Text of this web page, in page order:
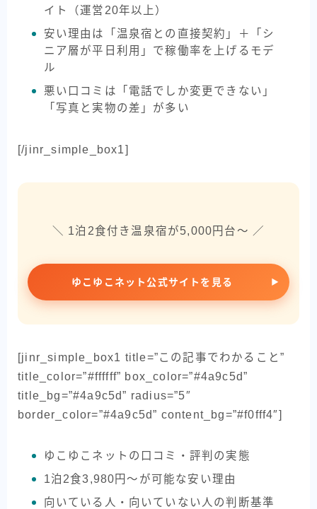
イト（運営20年以上）
安い理由は「温泉宿との直接契約」＋「シ
ニア層が平日利用」で稼働率を上げるモデ
ル
悪い口コミは「電話でしか変更できない」
「写真と実物の差」が多い
[/jinr_simple_box1]
＼ 1泊2食付き温泉宿が5,000円台〜 ／
ゆこゆこネット公式サイトを見る
[jinr_simple_box1 title=”この記事でわかること”
title_color=”#ffffff” box_color=”#4a9c5d”
title_bg=”#4a9c5d” radius=”5″
border_color=”#4a9c5d” content_bg=”#f0fff4″]
ゆこゆこネットの口コミ・評判の実態
1泊2食3,980円〜が可能な安い理由
向いている人・向いていない人の判断基準